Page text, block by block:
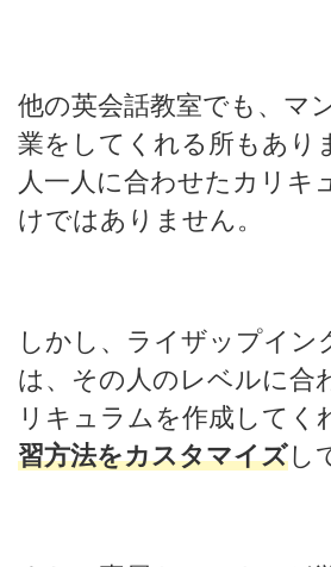
他の英会話教室でも、マ
業をしてくれる所もあり
人一人に合わせたカリキ
けではありません。
しかし、ライザップイン
は、その人のレベルに合
リキュラムを作成してく
習方法をカスタマイズし